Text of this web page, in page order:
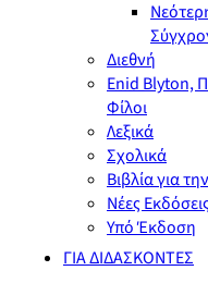
Διεθνή
Enid Blyton,
Φίλοι
Λεξικά
Σχολικά
Βιβλία για
Νέες
Υπό Έκδοση
ΓΙΑ ΔΙΔΑΣΚΟΝΤΕΣ